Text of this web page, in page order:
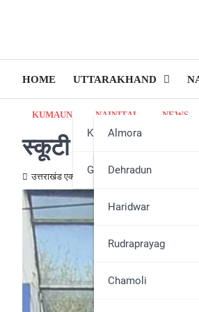
HOME UTTARAKHAND
KumaunAlmora
Bageshwar
Champawat
Nainital
Pithoragarh
GarhwalDehradun
Haridwar
Rudraprayag
Chamoli
KUMAUN NAINITAL NEWS
स्कूटी से कर रहा था
उत्तराखंड एक्स्प्रेस न्यूज़ March 15, 2024